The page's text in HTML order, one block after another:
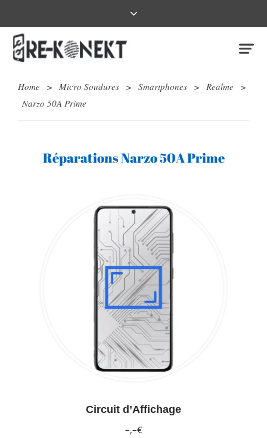
Home > Micro Soudures > Smartphones > Realme
>
Narzo 50A Prime
Réparations Narzo 50A Prime
Circuit d’Affichage
–,–€